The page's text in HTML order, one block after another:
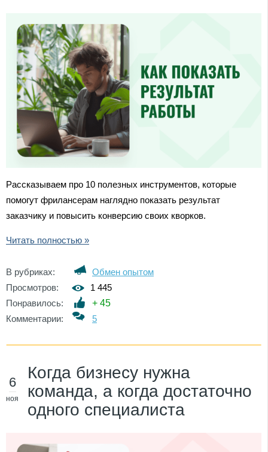
Рассказываем про 10 полезных инструментов, которые
помогут фрилансерам наглядно показать результат
заказчику и повысить конверсию своих кворков.
Читать полностью »
В рубриках:
Обмен опытом
Просмотров:
1 445
Понравилось:
+ 45
Комментарии:
5
6
ноя
Когда бизнесу нужна
команда, а когда достаточно
одного специалиста